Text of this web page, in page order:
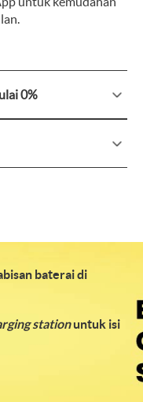
0%
baterai di
stationuntuk isi